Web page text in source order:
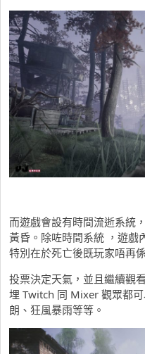
而遊戲會設有時間流逝系統
黃昏。除咗時間系統 ，遊戲
特別在於死亡後既玩家唔再
投票決定天氣，並且繼續觀
埋 Twitch 同 Mixer 觀眾都
朗、狂風暴雨等等。